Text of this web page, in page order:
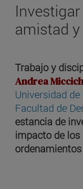
amistad
Trabajo y
Andrea
Universidad
Facultad de
estancia de
impacto de los